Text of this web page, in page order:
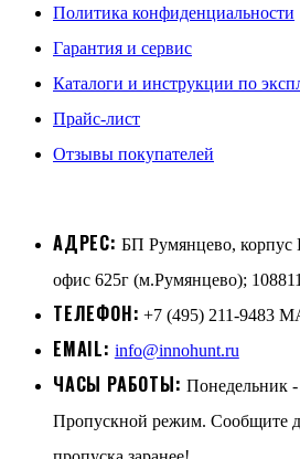
Политика конфиденциальности
Гарантия и сервис
Каталоги и инструкции по
Прайс-лист
Отзывы покупателей
АДРЕС: БП Румянцево, корпус
офис 625г (м.Румянцево);
ТЕЛЕФОН: +7 (495) 211-9483
EMAIL: info@innohunt.ru
ЧАСЫ РАБОТЫ: Понедельник
Пропускной режим. Сообщите